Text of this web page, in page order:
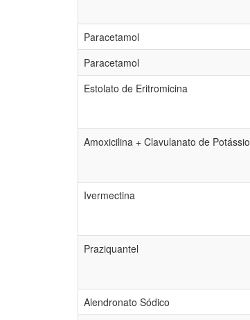
Paracetamol
Paracetamol
Estolato de Eritromicina
Amoxicilina + Clavulanato de Potássio
Ivermectina
Praziquantel
Alendronato Sódico